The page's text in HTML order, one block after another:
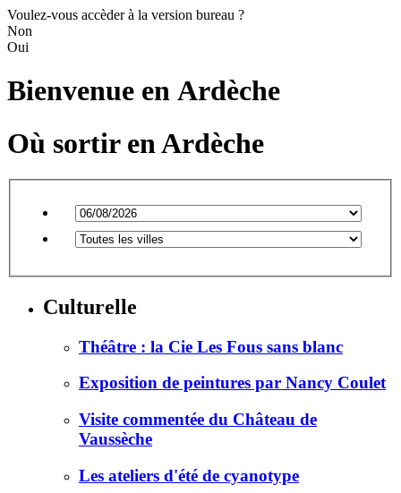
Voulez-vous accèder à la version bureau ?
Non
Oui
Bienvenue en Ardèche
Où sortir en Ardèche
Culturelle
Théâtre : la Cie Les Fous sans blanc
Exposition de peintures par Nancy Coulet
Visite commentée du Château de
Vaussèche
Les ateliers d'été de cyanotype